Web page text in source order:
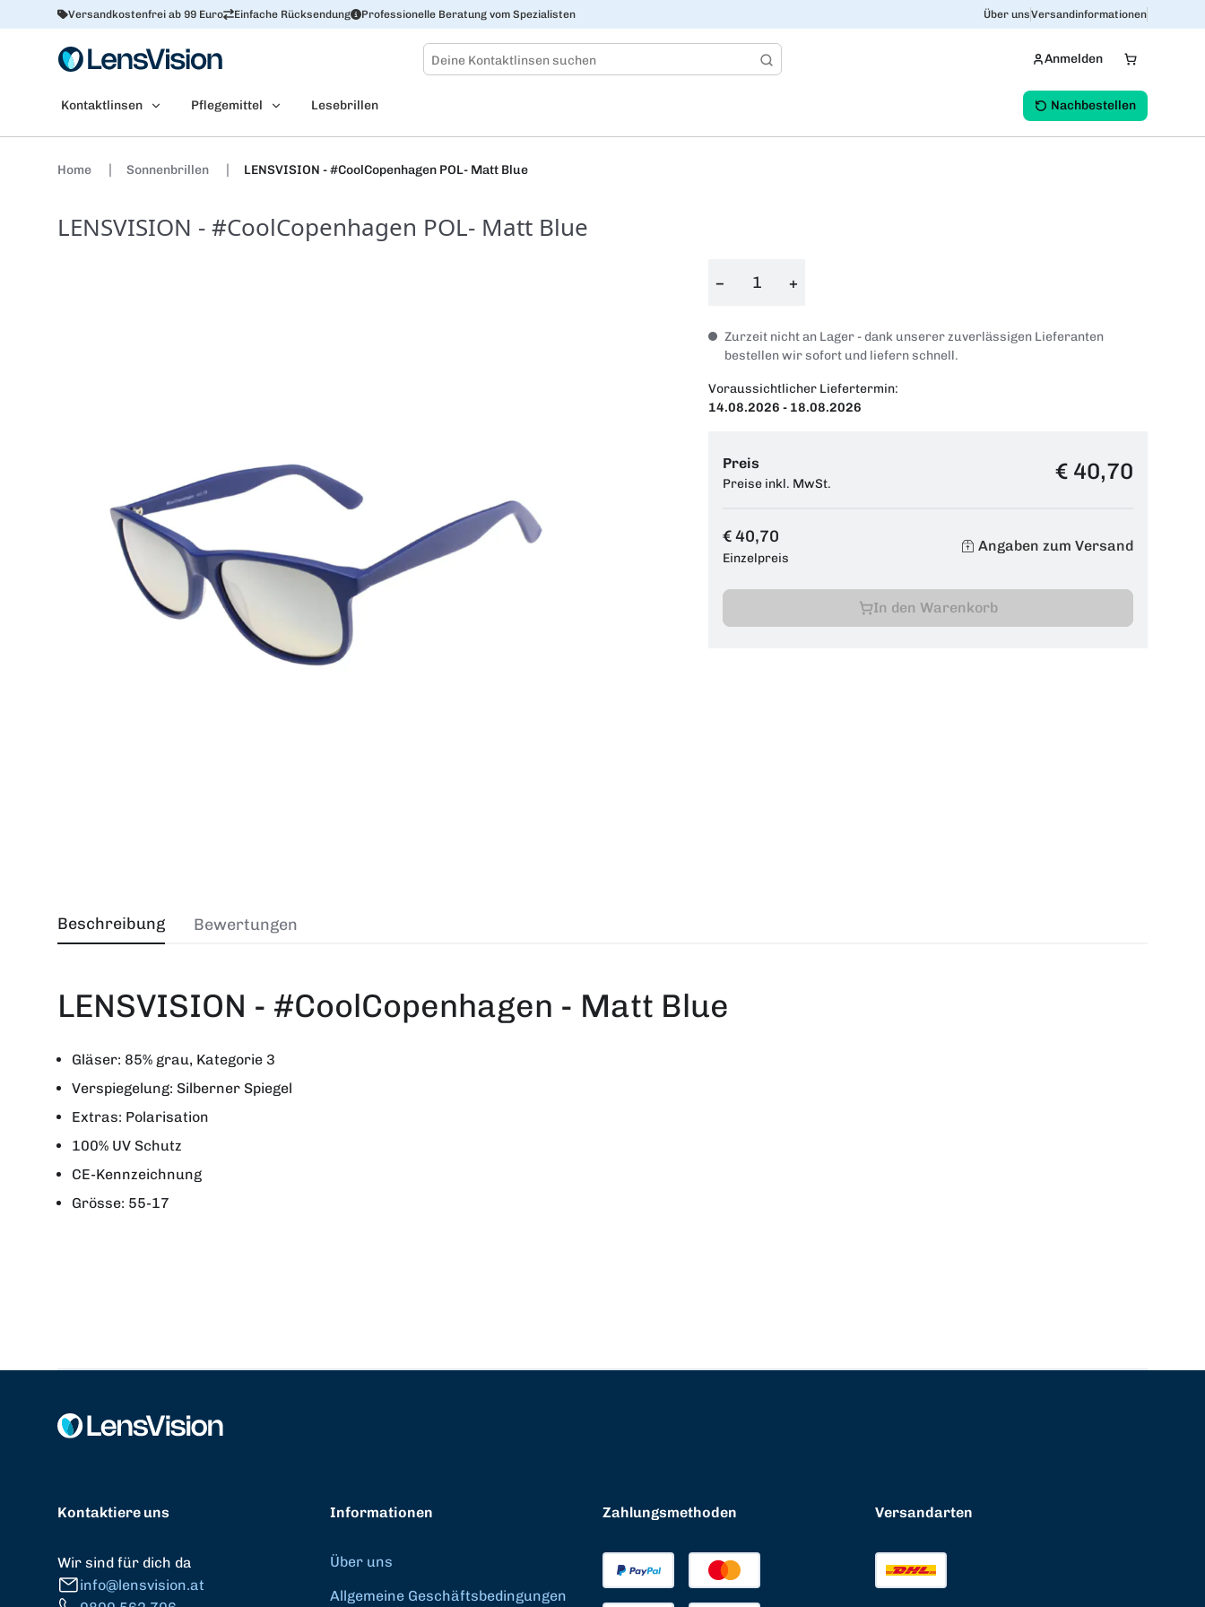
Versandkostenfrei ab 99 Euro Einfache Rücksendung Professionelle Beratung vom Spezialisten Über unsVersandinformationen
Anmelden
Kontaktlinsen Pflegemittel Lesebrillen Nachbestellen
Home Sonnenbrillen LENSVISION - #CoolCopenhagen POL- Matt Blue
LENSVISION - #CoolCopenhagen POL- Matt Blue
− +
Zurzeit nicht an Lager - dank unserer zuverlässigen Lieferanten
bestellen wir sofort und liefern schnell.
Voraussichtlicher Liefertermin:
14.08.2026 - 18.08.2026
Preis
Preise inkl. MwSt. € 40,70
€ 40,70
Einzelpreis
Angaben zum Versand
In den Warenkorb
Beschreibung
LENSVISION - #CoolCopenhagen - Matt Blue
Gläser: 85% grau, Kategorie 3
Verspiegelung: Silberner Spiegel
Extras: Polarisation
100% UV Schutz
CE-Kennzeichnung
Grösse: 55-17
Bewertungen
Kontaktiere uns
Wir sind für dich da
info@lensvision.at
Informationen
Über uns
Allgemeine Geschäftsbedingungen
Zahlungsmethoden Versandarten